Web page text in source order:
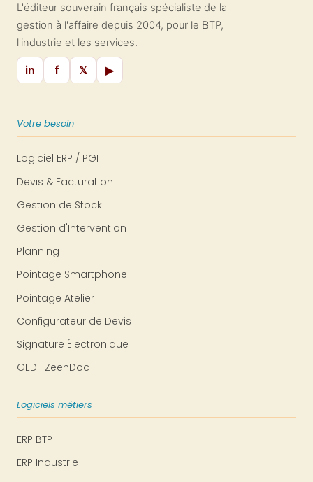
L'éditeur souverain français spécialiste de la
gestion à l'affaire depuis 2004, pour le BTP,
l'industrie et les services.
in f 𝕏 ▶
Votre besoin
Logiciel ERP / PGI
Devis & Facturation
Gestion de Stock
Gestion d'Intervention
Planning
Pointage Smartphone
Pointage Atelier
Configurateur de Devis
Signature Électronique
GED · ZeenDoc
Logiciels métiers
ERP BTP
ERP Industrie